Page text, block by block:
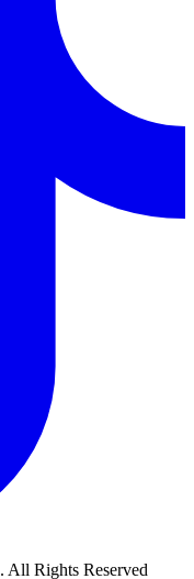
. All Rights Reserved